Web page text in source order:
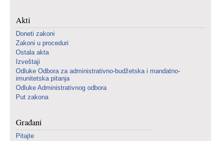
Akti
Doneti zakoni
Zakoni u proceduri
Ostala akta
Izveštaji
Odluke Odbora za administrativno-budžetska i mandatno-
imunitetska pitanja
Odluke Administrativnog odbora
Put zakona
Građani
Pitajte